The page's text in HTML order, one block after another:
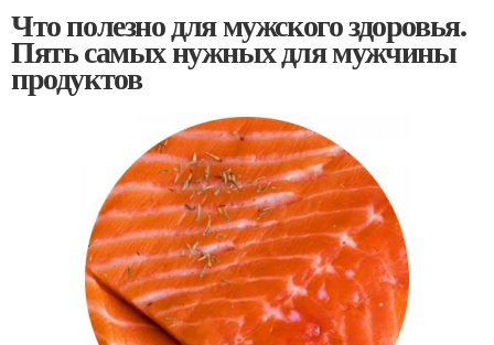
Что полезно для мужского здоровья.
Пять самых нужных для мужчины
продуктов